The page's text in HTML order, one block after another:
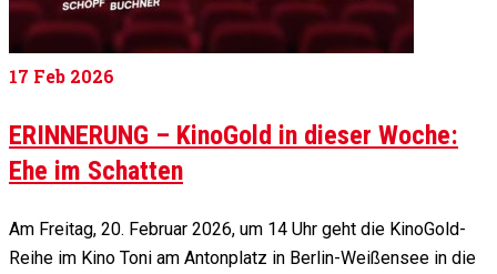
17 Feb 2026
ERINNERUNG – KinoGold in dieser Woche:
Ehe im Schatten
Am Freitag, 20. Februar 2026, um 14 Uhr geht die KinoGold-
Reihe im Kino Toni am Antonplatz in Berlin-Weißensee in die